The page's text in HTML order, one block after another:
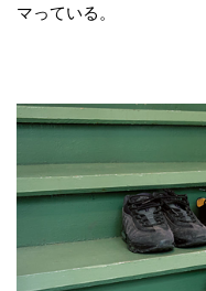
マっている。